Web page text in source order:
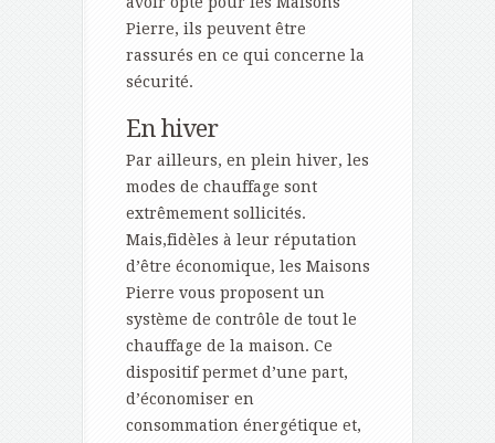
Pierre, ils peuvent être
rassurés en ce qui concerne la
sécurité.
En hiver
Par ailleurs, en plein hiver, les
modes de chauffage sont
extrêmement sollicités.
Mais,fidèles à leur réputation
d’être économique, les Maisons
Pierre vous proposent un
système de contrôle de tout le
chauffage de la maison. Ce
dispositif permet d’une part,
d’économiser en
consommation énergétique et,